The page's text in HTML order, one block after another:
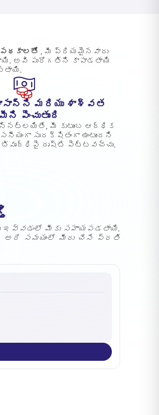
పథకాలతో , మీ ప్రియమైనవారు
అవి పురోగతిని కాపాడతాయి
మరియు శాశ్వత
పెంచుతుంది
మీ కుటుంబ ఆర్థిక
సురక్షితంగా ఉంటుందని
అభివృద్ధిపై దృష్టి పెట్టవచ్చు.
ఇవ్వడంలో మీకు సహాయపడతాయి.
అదే సమయంలో మీరు చేసే ప్రతి